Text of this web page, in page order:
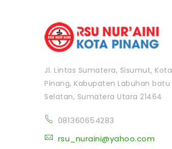
Jl. Lintas Sumatera, Sisumut, Kota
Pinang, Kabupaten Labuhan batu
Selatan, Sumatera Utara 21464
081360654283
rsu_nuraini@yahoo.com